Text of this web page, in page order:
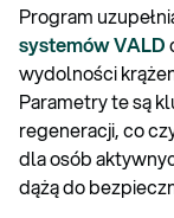
Program
systemów VALD
wydolności
Parametry te są
regeneracji, co
dla osób
dążą do